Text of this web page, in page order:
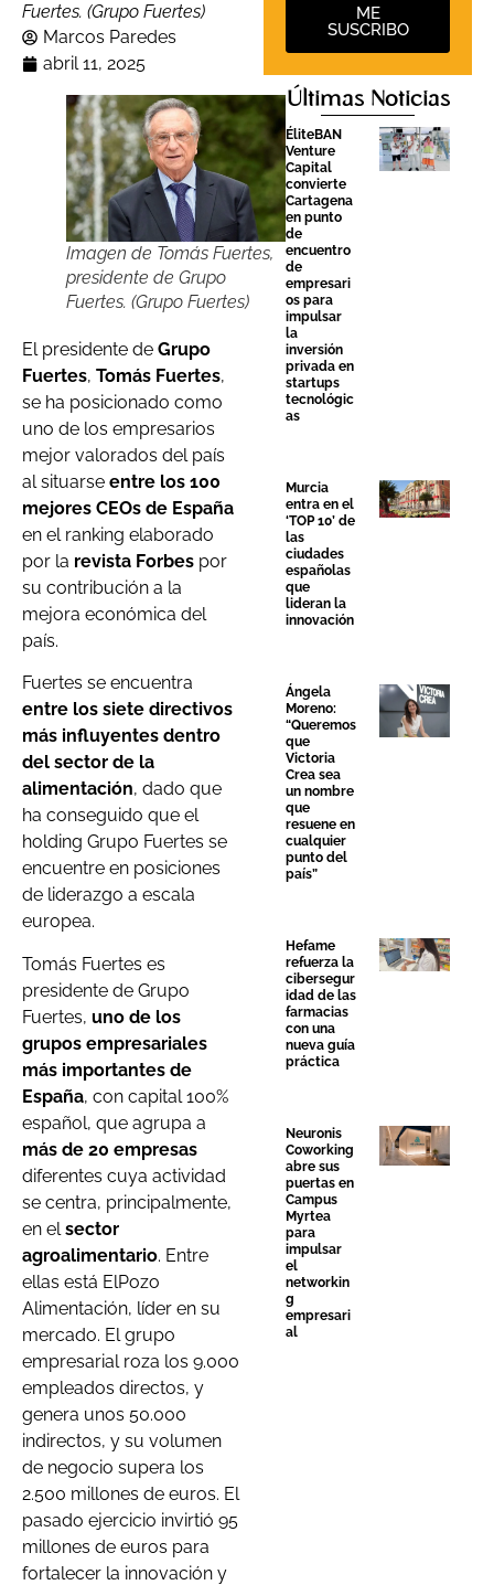
Fuertes. (Grupo Fuertes)
Marcos Paredes
abril 11, 2025
Imagen de Tomás Fuertes,
presidente de Grupo
Fuertes. (Grupo Fuertes)
El presidente de Grupo
Fuertes, Tomás Fuertes,
se ha posicionado como
uno de los empresarios
mejor valorados del país
al situarse entre los 100
mejores CEOs de España
en el ranking elaborado
por la revista Forbes por
su contribución a la
mejora económica del
país.
Fuertes se encuentra
entre los siete directivos
más influyentes dentro
del sector de la
alimentación, dado que
ha conseguido que el
holding Grupo Fuertes se
encuentre en posiciones
de liderazgo a escala
europea.
Tomás Fuertes es
presidente de Grupo
Fuertes, uno de los
grupos empresariales
más importantes de
España, con capital 100%
español, que agrupa a
más de 20 empresas
diferentes cuya actividad
se centra, principalmente,
en el sector
agroalimentario. Entre
ellas está ElPozo
Alimentación, líder en su
mercado. El grupo
empresarial roza los 9.000
empleados directos, y
genera unos 50.000
indirectos, y su volumen
de negocio supera los
2.500 millones de euros. El
pasado ejercicio invirtió 95
millones de euros para
fortalecer la innovación y
ME
SUSCRIBO
Últimas Noticias
ÉliteBAN
Venture
Capital
convierte
Cartagena
en punto
de
encuentro
de
empresari
os para
impulsar
la
inversión
privada en
startups
tecnológic
as
Murcia
entra en el
‘TOP 10’ de
las
ciudades
españolas
que
lideran la
innovación
Ángela
Moreno:
“Queremos
que
Victoria
Crea sea
un nombre
que
resuene en
cualquier
punto del
país”
Hefame
refuerza la
cibersegur
idad de las
farmacias
con una
nueva guía
práctica
Neuronis
Coworking
abre sus
puertas en
Campus
Myrtea
para
impulsar
el
networkin
g
empresari
al